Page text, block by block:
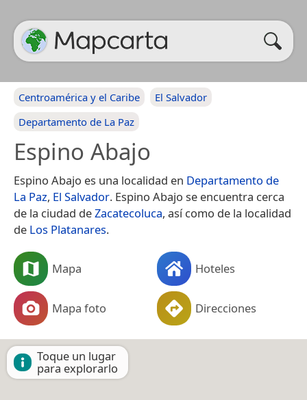
Centroamérica y el Caribe
El Salvador
Departamento de La Paz
Espino Abajo
Espino Abajo es una localidad en Departamento de
La Paz, El Salvador. Espino Abajo se encuentra cerca
de la ciudad deZacatecoluca, así como de la localidad
de Los Platanares.
Mapa Hoteles
Mapa foto Direcciones
Toque un lugar
para explorarlo